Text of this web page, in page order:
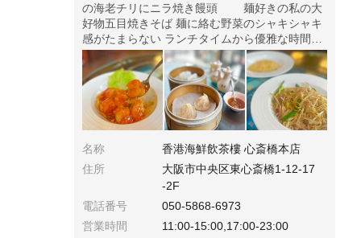
の海老チリにニラ焼き饅頭 麺好きの私の大
好物五目焼きそば 麺に絡む野菜のシャキシャキ
感がたまらない ランチタイムから優雅な時間を
味わえちゃいます♪♪
名称
香港海鮮飲茶樓 心斎橋本店
住所
大阪市中央区東心斎橋1-12-17
-2F
電話番号
050-5868-6973
営業時間
11:00-15:00,17:00-23:00